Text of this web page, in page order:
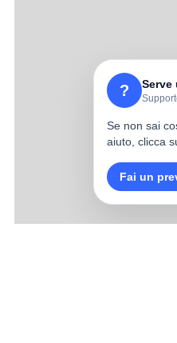
? Serve
Se non sai
aiuto, clicca
Fai un